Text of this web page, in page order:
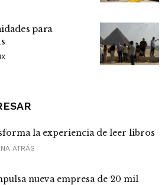
para
la experiencia de leer libros
ATRÁS
nueva empresa de 20 mil